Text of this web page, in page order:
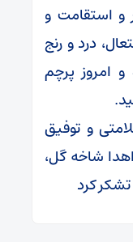
استقامت و
درد و رنج
امروز پرچم
و توفیق
شاخه گل،
کرد